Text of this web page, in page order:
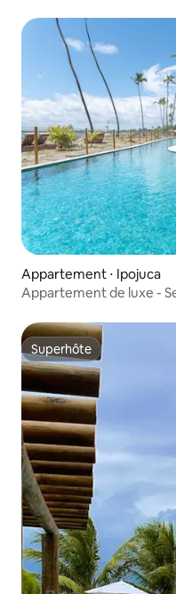
Appartement ⋅ Ipojuca
Appartement de luxe -
Superhôte
Superhôte